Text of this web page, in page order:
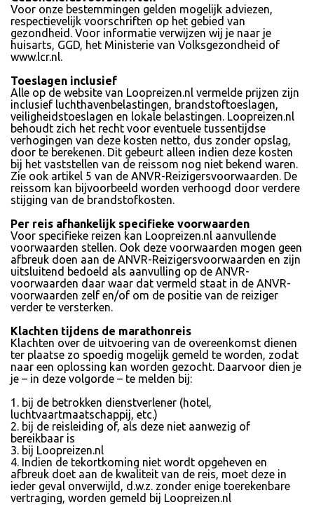
Voor onze bestemmingen gelden mogelijk adviezen,
respectievelijk voorschriften op het gebied van
gezondheid. Voor informatie verwijzen wij je naar je
huisarts, GGD, het Ministerie van Volksgezondheid of
www.lcr.nl.
Toeslagen inclusief
Alle op de website van Loopreizen.nl vermelde prijzen zijn
inclusief luchthavenbelastingen, brandstoftoeslagen,
veiligheidstoeslagen en lokale belastingen. Loopreizen.nl
behoudt zich het recht voor eventuele tussentijdse
verhogingen van deze kosten netto, dus zonder opslag,
door te berekenen. Dit gebeurt alleen indien deze kosten
bij het vaststellen van de reissom nog niet bekend waren.
Zie ook artikel 5 van de ANVR-Reizigersvoorwaarden. De
reissom kan bijvoorbeeld worden verhoogd door verdere
stijging van de brandstofkosten.
Per reis afhankelijk specifieke voorwaarden
Voor specifieke reizen kan Loopreizen.nl aanvullende
voorwaarden stellen. Ook deze voorwaarden mogen geen
afbreuk doen aan de ANVR-Reizigersvoorwaarden en zijn
uitsluitend bedoeld als aanvulling op de ANVR-
voorwaarden daar waar dat vermeld staat in de ANVR-
voorwaarden zelf en/of om de positie van de reiziger
verder te versterken.
Klachten tijdens de marathonreis
Klachten over de uitvoering van de overeenkomst dienen
ter plaatse zo spoedig mogelijk gemeld te worden, zodat
naar een oplossing kan worden gezocht. Daarvoor dien je
je – in deze volgorde – te melden bij:
1. bij de betrokken dienstverlener (hotel,
luchtvaartmaatschappij, etc.)
2. bij de reisleiding of, als deze niet aanwezig of
bereikbaar is
3. bij Loopreizen.nl
4. Indien de tekortkoming niet wordt opgeheven en
afbreuk doet aan de kwaliteit van de reis, moet deze in
ieder geval onverwijld, d.w.z. zonder enige toerekenbare
vertraging, worden gemeld bij Loopreizen.nl